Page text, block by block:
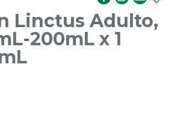
Linctus Adulto,
200mL x 1